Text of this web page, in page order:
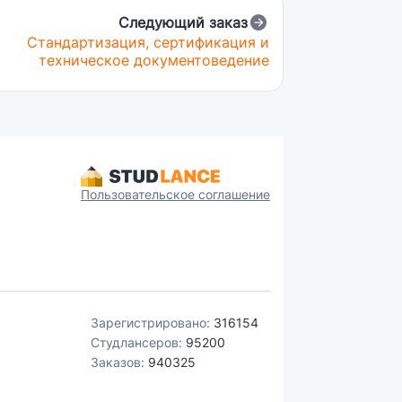
Следующий заказ
Стандартизация, сертификация и
техническое документоведение
Пользовательское соглашение
Зарегистрировано: 316154
Студлансеров: 95200
Заказов: 940325